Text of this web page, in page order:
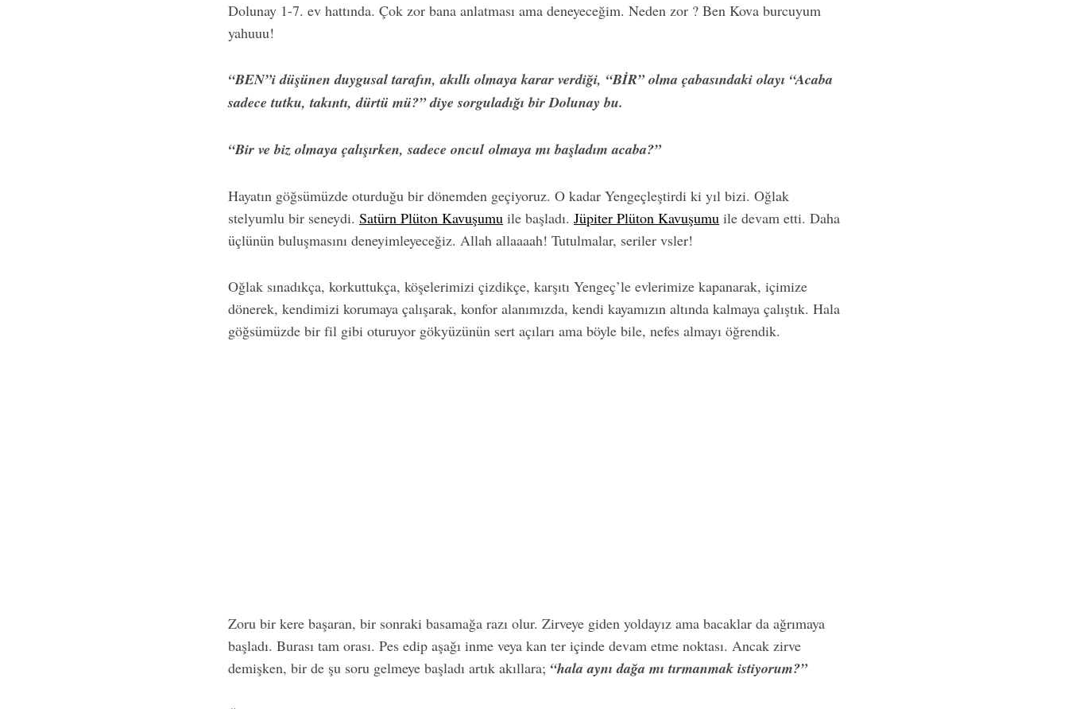
Dolunay 1-7. ev hattında. Çok zor bana anlatması ama deneyeceğim. Neden zor ? Ben Kova burcuyum
yahuuu!
“BEN”i düşünen duygusal tarafın, akıllı olmaya karar verdiği, “BİR” olma çabasındaki olayı “Acaba
sadece tutku, takıntı, dürtü mü?” diye sorguladığı bir Dolunay bu.
“Bir ve biz olmaya çalışırken, sadece oncul olmaya mı başladım acaba?”
Hayatın göğsümüzde oturduğu bir dönemden geçiyoruz. O kadar Yengeçleştirdi ki yıl bizi. Oğlak
stelyumlu bir seneydi. Satürn Plüton Kavuşumu ile başladı. Jüpiter Plüton Kavuşumu ile devam etti. Daha
üçlünün buluşmasını deneyimleyeceğiz. Allah allaaaah! Tutulmalar, seriler vsler!
Oğlak sınadıkça, korkuttukça, köşelerimizi çizdikçe, karşıtı Yengeç’le evlerimize kapanarak, içimize
dönerek, kendimizi korumaya çalışarak, konfor alanımızda, kendi kayamızın altında kalmaya çalıştık. Hala
göğsümüzde bir fil gibi oturuyor gökyüzünün sert açıları ama böyle bile, nefes almayı öğrendik.
Zoru bir kere başaran, bir sonraki basamağa razı olur. Zirveye giden yoldayız ama bacaklar da ağrımaya
başladı. Burası tam orası. Pes edip aşağı inme veya kan ter içinde devam etme noktası. Ancak zirve
demişken, bir de şu soru gelmeye başladı artık akıllara; “hala aynı dağa mı tırmanmak istiyorum?”